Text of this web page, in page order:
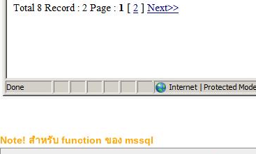
Note! สำหรับ function ของ mssql